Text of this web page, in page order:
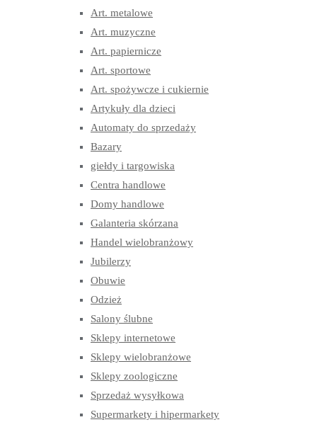
Art. metalowe
Art. muzyczne
Art. papiernicze
Art. sportowe
Art. spożywcze i cukiernie
Artykuły dla dzieci
Automaty do sprzedaży
Bazary
giełdy i targowiska
Centra handlowe
Domy handlowe
Galanteria skórzana
Handel wielobranżowy
Jubilerzy
Obuwie
Odzież
Salony ślubne
Sklepy internetowe
Sklepy wielobranżowe
Sklepy zoologiczne
Sprzedaż wysyłkowa
Supermarkety i hipermarkety